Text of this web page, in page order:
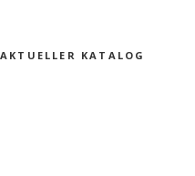
AKTUELLER KATALOG